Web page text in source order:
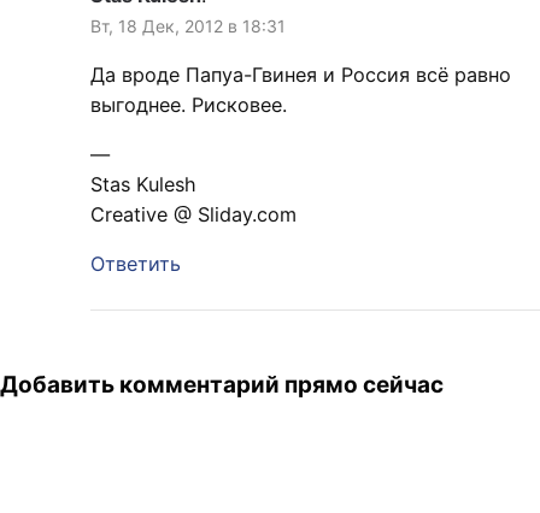
Вт, 18 Дек, 2012 в 18:31
Да вроде Папуа-Гвинея и Россия всё равно
выгоднее. Рисковее.
—
Stas Kulesh
Creative @ Sliday.com
Ответить
Добавить комментарий прямо сейчас